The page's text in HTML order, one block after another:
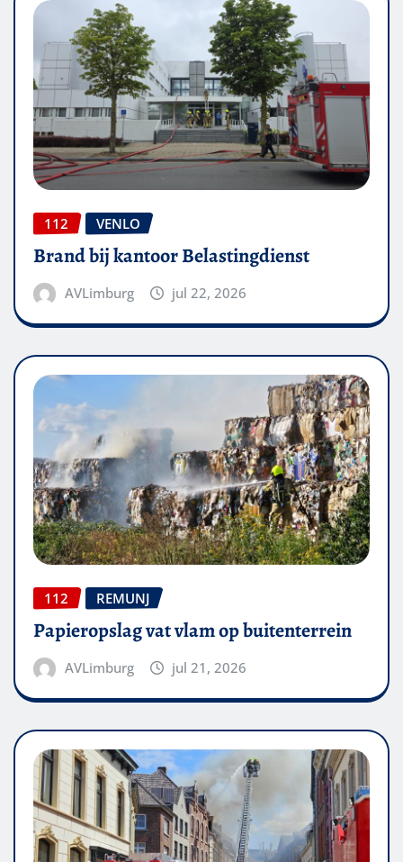
112 VENLO
Brand bij kantoor Belastingdienst
AVLimburg jul 22, 2026
112 REMUNJ
Papieropslag vat vlam op buitenterrein
AVLimburg jul 21, 2026